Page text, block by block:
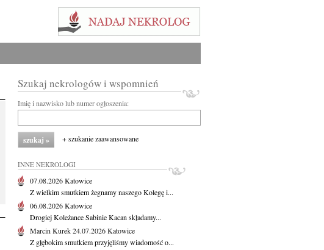
Szukaj nekrologów i wspomnień
Imię i nazwisko lub numer ogłoszenia:
+ szukanie zaawansowane
INNE NEKROLOGI
07.08.2026Katowice
Z wielkim smutkiem żegnamy naszego Kolegę i...
06.08.2026Katowice
Drogiej Koleżance Sabinie Kacan składamy...
Marcin Kurek24.07.2026Katowice
Z głębokim smutkiem przyjęliśmy wiadomość o...